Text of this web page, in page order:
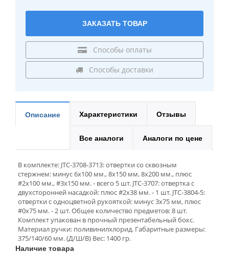
ЗАКАЗАТЬ ТОВАР
Способы оплаты
Способы доставки
Описание Характеристики Отзывы
Все аналоги Аналоги по цене
В комплекте: JTC-3708-3713: отвертки со сквозным
стержнем: минус 6x100 мм., 8x150 мм, 8x200 мм., плюс
#2x100 мм., #3x150 мм. - всего 5 шт. JTC-3707: отвертка с
двухсторонней насадкой: плюс #2x38 мм. - 1 шт. JTC-3804-5:
отвертки с одноцветной рукояткой: минус 3x75 мм, плюс
#0x75 мм. - 2 шт. Общее количество предметов: 8 шт.
Комплект упакован в прочный презентабельный бокс.
Материал ручки: поливинилхлорид. Габаритные размеры:
375/140/60 мм. (Д/Ш/В) Вес: 1400 гр.
Наличие товара